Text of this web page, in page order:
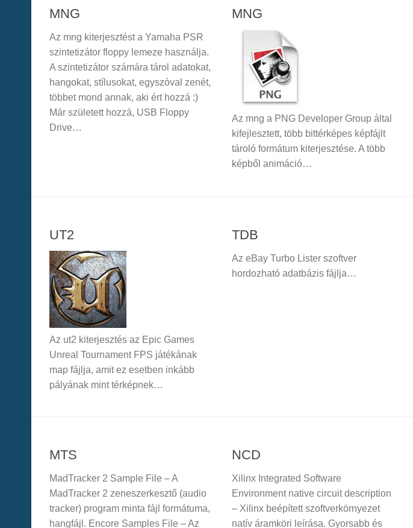
MNG
Az mng kiterjesztést a Yamaha PSR
szintetizátor floppy lemeze használja.
A szintetizátor számára tárol adatokat,
hangokat, stílusokat, egyszóval zenét,
többet mond annak, aki ért hozzá :)
Már született hozzá, USB Floppy
Drive…
MNG
Az mng a PNG Developer Group által
kifejlesztett, több bittérképes képfájlt
tároló formátum kiterjesztése. A több
képből animáció…
UT2
Az ut2 kiterjesztés az Epic Games
Unreal Tournament FPS játékának
map fájlja, amit ez esetben inkább
pályának mint térképnek…
TDB
Az eBay Turbo Lister szoftver
hordozható adatbázis fájlja…
MTS
MadTracker 2 Sample File – A
MadTracker 2 zeneszerkesztő (audio
tracker) program minta fájl formátuma,
hangfájl. Encore Samples File – Az
NCD
Xilinx Integrated Software
Environment native circuit description
– Xilinx beépített szoftverkörnyezet
natív áramköri leírása. Gyorsabb és